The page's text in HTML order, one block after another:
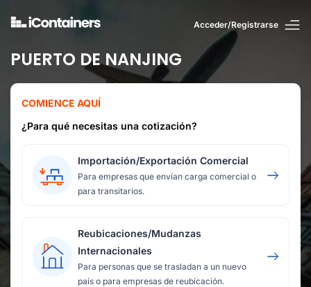
Acceder/Registrarse
PUERTO DE NANJING
COMIENCE AQUÍ
¿Para qué necesitas una cotización?
Importación/Exportación Comercial
Para empresas que envían carga comercial o
para transitarios.
Reubicaciones/Mudanzas
Internacionales
Para personas que se trasladan a un nuevo
país o para empresas de reubicación.